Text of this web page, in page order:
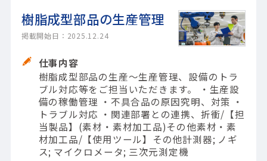
樹脂成型部品の生産管理
掲載開始日：2025.12.24
仕事内容
樹脂成型部品の生産～生産管理、設備のトラ
ブル対応等をご担当いただきます。 ・生産設
備の稼働管理 ・不具合品の原因究明、対策 ・
トラブル対応 ・関連部署との連携、折衝/【担
当製品】(素材・素材加工品)その他素材・素
材加工品/【使用ツール】その他計測器; ノギ
ス; マイクロメータ; 三次元測定機